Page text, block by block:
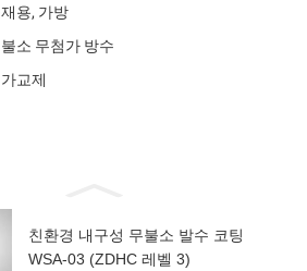
용, 가방
소 무첨가 방수
교제
친환경 내구성 무불소 발수 코팅
WSA-03 (ZDHC 레벨 3)